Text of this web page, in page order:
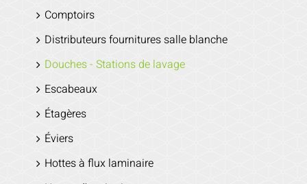
Comptoirs
Distributeurs fournitures salle blanche
Douches - Stations de lavage
Escabeaux
Étagères
Éviers
Hottes à flux laminaire